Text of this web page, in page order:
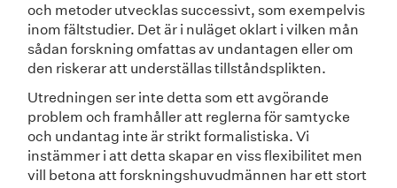
och metoder utvecklas successivt, som exempelvis
inom fältstudier. Det är i nuläget oklart i vilken mån
sådan forskning omfattas av undantagen eller om
den riskerar att underställas tillståndsplikten.
Utredningen ser inte detta som ett avgörande
problem och framhåller att reglerna för samtycke
och undantag inte är strikt formalistiska. Vi
instämmer i att detta skapar en viss flexibilitet men
vill betona att forskningshuvudmännen har ett stort